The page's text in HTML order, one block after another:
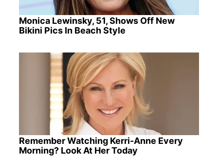
Monica Lewinsky, 51, Shows Off New
Bikini Pics In Beach Style
Remember Watching Kerri-Anne Every
Morning? Look At Her Today